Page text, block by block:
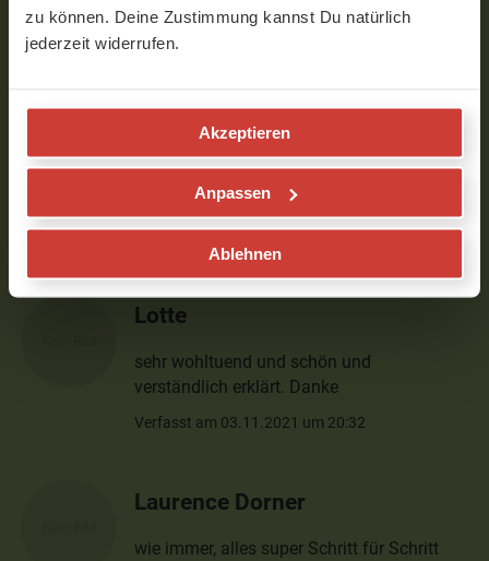
zu können. Deine Zustimmung kannst Du natürlich
jederzeit widerrufen.
Akzeptieren
Anpassen
Ablehnen
Verfasst am 08.11.2021 um 07:54
Angela
vorbereitet für diesen Tag, danke liebe
Verfasst am 06.11.2021 um 10:14
Lotte
sehr wohltuend und schön und
verständlich erklärt. Danke
Verfasst am 03.11.2021 um 20:32
Laurence Dorner
wie immer, alles super Schritt für Schritt